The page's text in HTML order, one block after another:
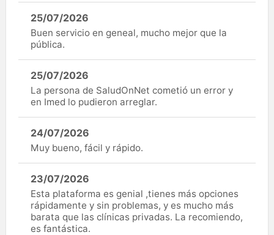
25/07/2026
Buen servicio en geneal, mucho mejor que la
pública.
25/07/2026
La persona de SaludOnNet cometió un error y
en Imed lo pudieron arreglar.
24/07/2026
Muy bueno, fácil y rápido.
23/07/2026
Esta plataforma es genial ,tienes más opciones
rápidamente y sin problemas, y es mucho más
barata que las clínicas privadas. La recomiendo,
es fantástica.